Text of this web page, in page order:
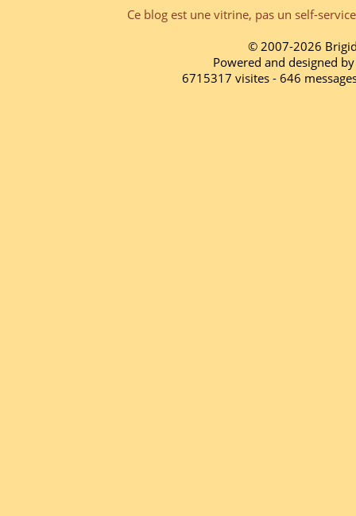
Ce blog est une vitrine, pas un self-
© 2007-2026
Powered and designed
6715317 visites - 646